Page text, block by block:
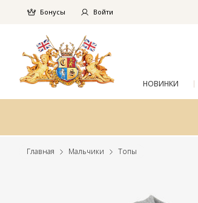
Бонусы Войти
НОВИНКИ
Главная Мальчики Топы